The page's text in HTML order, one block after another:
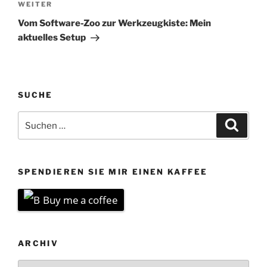
Nächster
Beitrag
WEITER
Vom Software-Zoo zur Werkzeugkiste: Mein
aktuelles Setup
SUCHE
nach:
SPENDIEREN SIE MIR EINEN KAFFEE
Buy me a coffee
ARCHIV